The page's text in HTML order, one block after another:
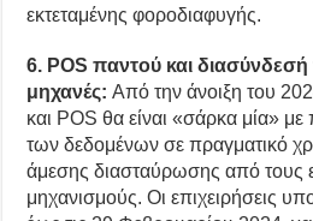
εκτεταμένης φοροδιαφυγής.
6. POS παντού και διασύνδεσή
μηχανές:Από την άνοιξη του
και POS θα είναι «σάρκα μία»
των δεδομένων σε πραγματικό
άμεσης διασταύρωσης από τους
μηχανισμούς. Οι επιχειρήσεις